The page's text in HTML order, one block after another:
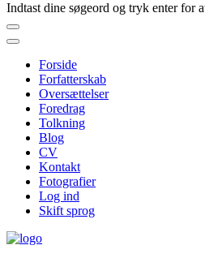
Indtast dine søgeord og tryk enter for
Forside
Forfatterskab
Oversættelser
Foredrag
Tolkning
Blog
CV
Kontakt
Fotografier
Log ind
Skift sprog